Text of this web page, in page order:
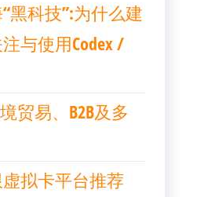
黑科技”:为什么建
与使用Codex /
贸易、B2B及多
拟卡平台推荐